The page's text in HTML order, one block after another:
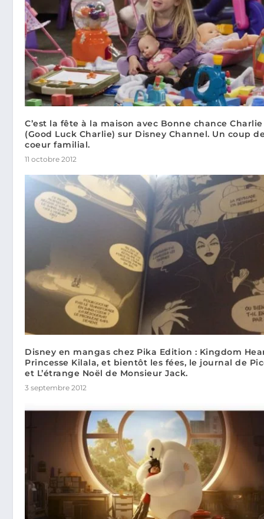
C’est la fête à la maison avec Bonne chance Charlie
(Good Luck Charlie) sur Disney Channel. Un coup
coeur familial.
11 octobre 2012
Disney en mangas chez Pika Edition : Kingdom
Princesse Kilala, et bientôt les fées, le journal de
et L’étrange Noël de Monsieur Jack.
3 septembre 2012